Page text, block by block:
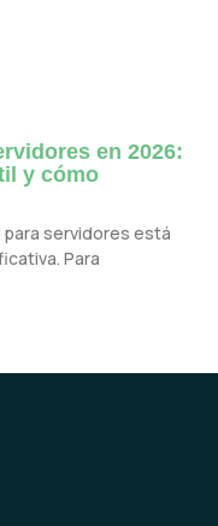
en 2026:
y cómo
para servidores está
Para